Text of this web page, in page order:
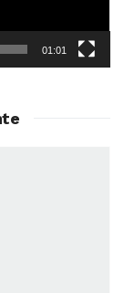
01:01